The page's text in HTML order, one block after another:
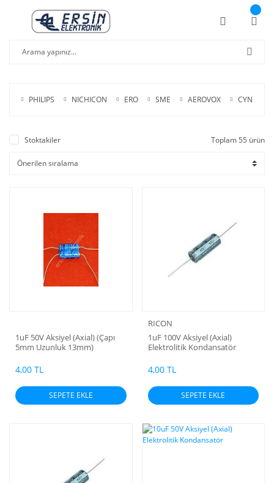
PHILIPS NICHICON ERO SME AEROVOX CYN
Stoktakiler Toplam 55 ürün
1uF 50V Aksiyel (Axial) (Çapı
5mm Uzunluk 13mm)
4,00 TL
SEPETE EKLE
RICON
1uF 100V Aksiyel (Axial)
Elektrolitik Kondansatör
4,00 TL
SEPETE EKLE